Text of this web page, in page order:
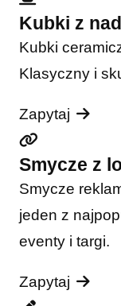
Kubki z
Kubki
Klasyczny i
Zapytaj
Smycze z
Smycze
jeden z
eventy i targi.
Zapytaj